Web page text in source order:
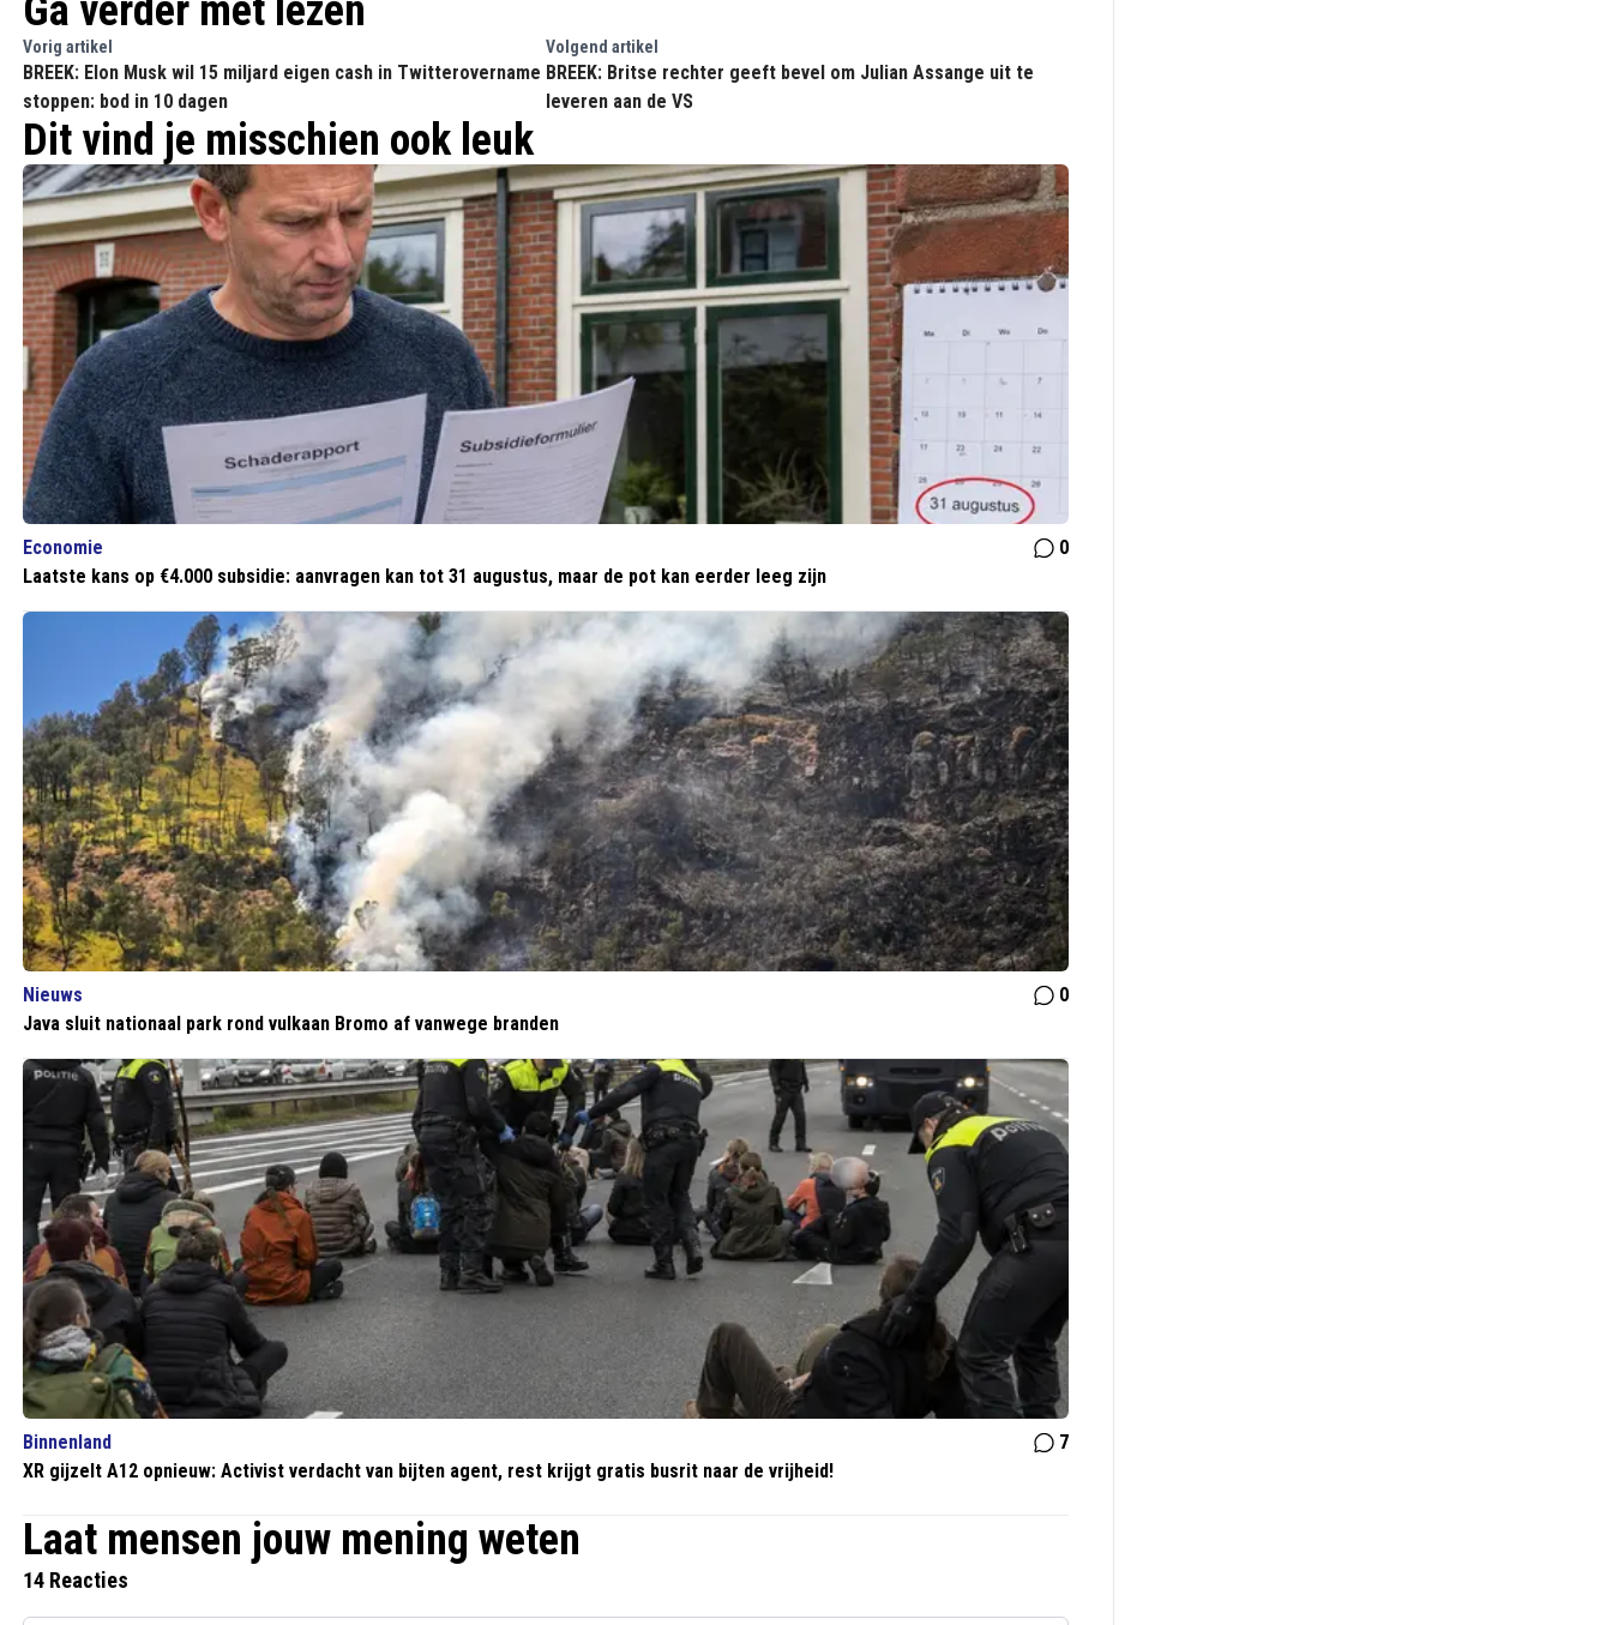
Ga verder met lezen
Vorig artikel
BREEK: Elon Musk wil 15 miljard eigen cash in Twitterovername
stoppen: bod in 10 dagen
Volgend artikel
BREEK: Britse rechter geeft bevel om Julian Assange uit te
leveren aan de VS
Dit vind je misschien ook leuk
Economie
0
Laatste kans op €4.000 subsidie: aanvragen kan tot 31 augustus, maar de pot kan eerder leeg zijn
Nieuws
0
Java sluit nationaal park rond vulkaan Bromo af vanwege branden
Binnenland
7
XR gijzelt A12 opnieuw: Activist verdacht van bijten agent, rest krijgt gratis busrit naar de vrijheid!
Laat mensen jouw mening weten
14 Reacties